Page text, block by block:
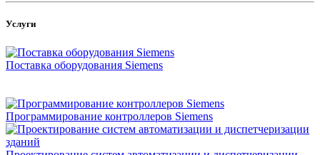
Услуги
Поставка оборудования Siemens
Программирование контроллеров Siemens